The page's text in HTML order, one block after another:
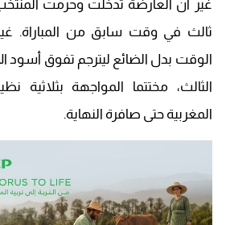
غير أن العارضة تدخلت وحرمت
ثالث في وقت سابق من المباراة.
الوقت بدل الضائع ليترجم تفوق أسود
الثالث، مختتما المواجهة بثلاثية
المغربية حتى صافرة النهاية.